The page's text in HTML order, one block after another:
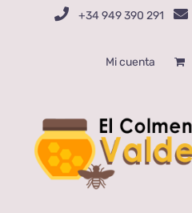
+34 949 390 291
Mi cuenta